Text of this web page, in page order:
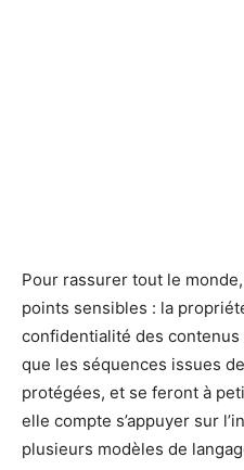
Pour rassurer tout le
points sensibles : la
confidentialité des contenus
que les séquences issues
protégées, et se feront à
elle compte s’appuyer sur
plusieurs modèles de